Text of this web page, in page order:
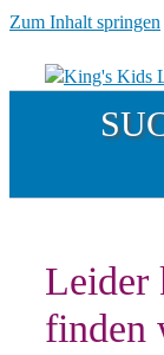
Zum Inhalt springen
Leider
finden